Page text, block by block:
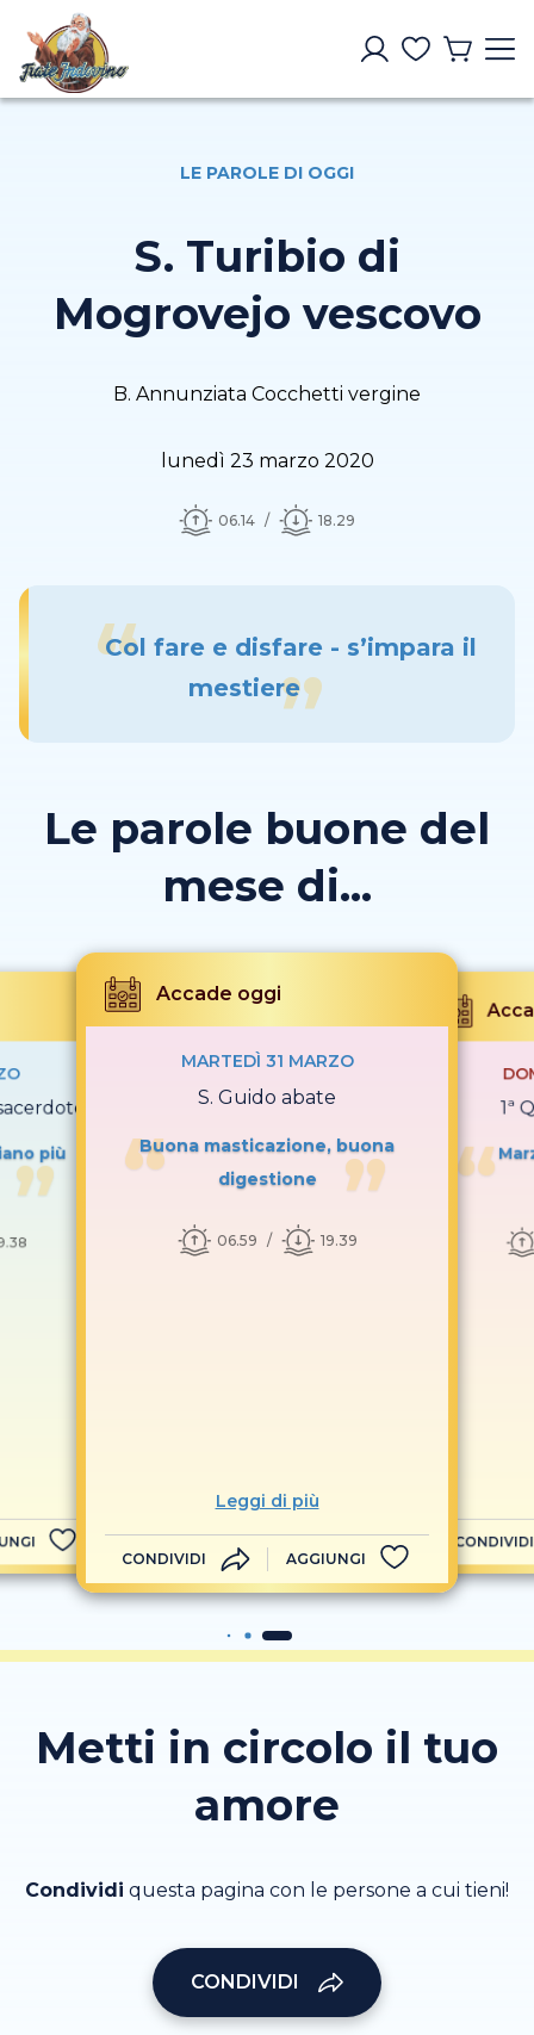
LE PAROLE DI OGGI
S. Turibio di
Mogrovejo vescovo
B. Annunziata Cocchetti vergine
lunedì 23 marzo 2020
06.14 18.29
Col fare e disfare - s’impara il
mestiere
Le parole buone del
mese di...
più
Accade oggi
MARTEDÌ 31 MARZO
S. Guido abate
Buona masticazione, buona
digestione
06.59 19.39
Leggi di più
CONDIVIDI AGGIUNGI
1ª
CONDIVIDI
Metti in circolo il tuo
amore
Condividi questa pagina con le persone a cui tieni!
CONDIVIDI